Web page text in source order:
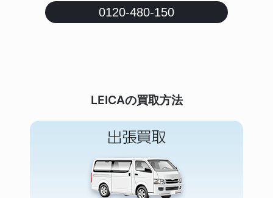
0120-480-150
LEICAの買取方法